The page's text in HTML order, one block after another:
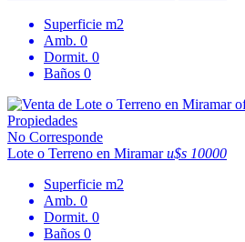
Superficie m2
Amb. 0
Dormit. 0
Baños 0
No Corresponde
Lote o Terreno en Miramaru$s 10000
Superficie m2
Amb. 0
Dormit. 0
Baños 0